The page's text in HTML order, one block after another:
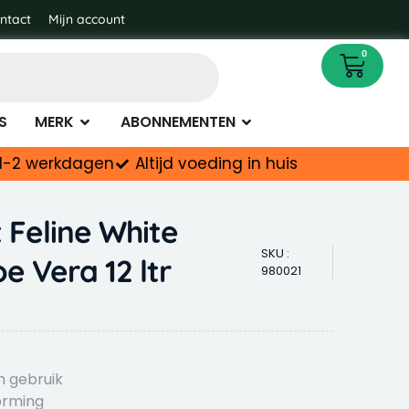
Mijn account
MERK Open MerkABONNEMENTEN Open Abonnementen
0
Cart
2 werkdagen Altijd voeding in huis
White
Vera 12 ltr
SKU :
980021
gebruik